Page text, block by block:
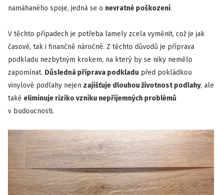
namáhaného spoje, jedná se o nevratné poškození.
V těchto případech je potřeba lamely zcela vyměnit, což je jak
časově, tak i finančně náročné. Z těchto důvodů je příprava
podkladu nezbytným krokem, na který by se niky nemělo
zapomínat. Důsledná příprava podkladu před pokládkou
vinylové podlahy nejen zajišťuje dlouhou životnost podlahy, ale
také eliminuje riziko vzniku nepříjemných problémů
v budoucnosti.